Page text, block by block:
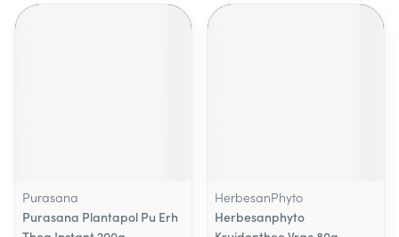
Purasana
Purasana Plantapol Pu Erh
HerbesanPhyto
Herbesanphyto